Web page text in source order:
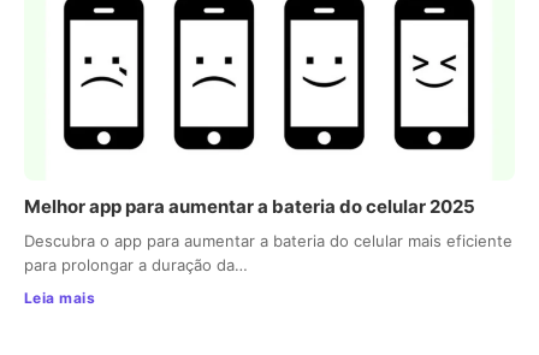
Melhor app para aumentar a bateria do celular 2025
Descubra o app para aumentar a bateria do celular mais eficiente
para prolongar a duração da…
Leia mais